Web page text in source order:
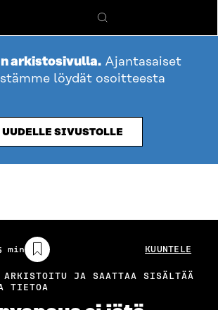
Hae
arkistosivulla. Ajantasaiset
löydät osoitteesta
SIVUSTOLLE
lukuaika
min KUUNTELE
ARKISTOITU JA SAATTAA SISÄLTÄÄ
TIETOA